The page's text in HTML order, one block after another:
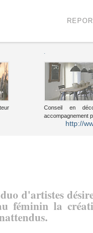
Conseil en
accompagnement
http://
d'artistes
féminin la